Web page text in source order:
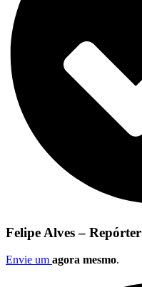
Felipe Alves – Repórter
Envie um agora mesmo.